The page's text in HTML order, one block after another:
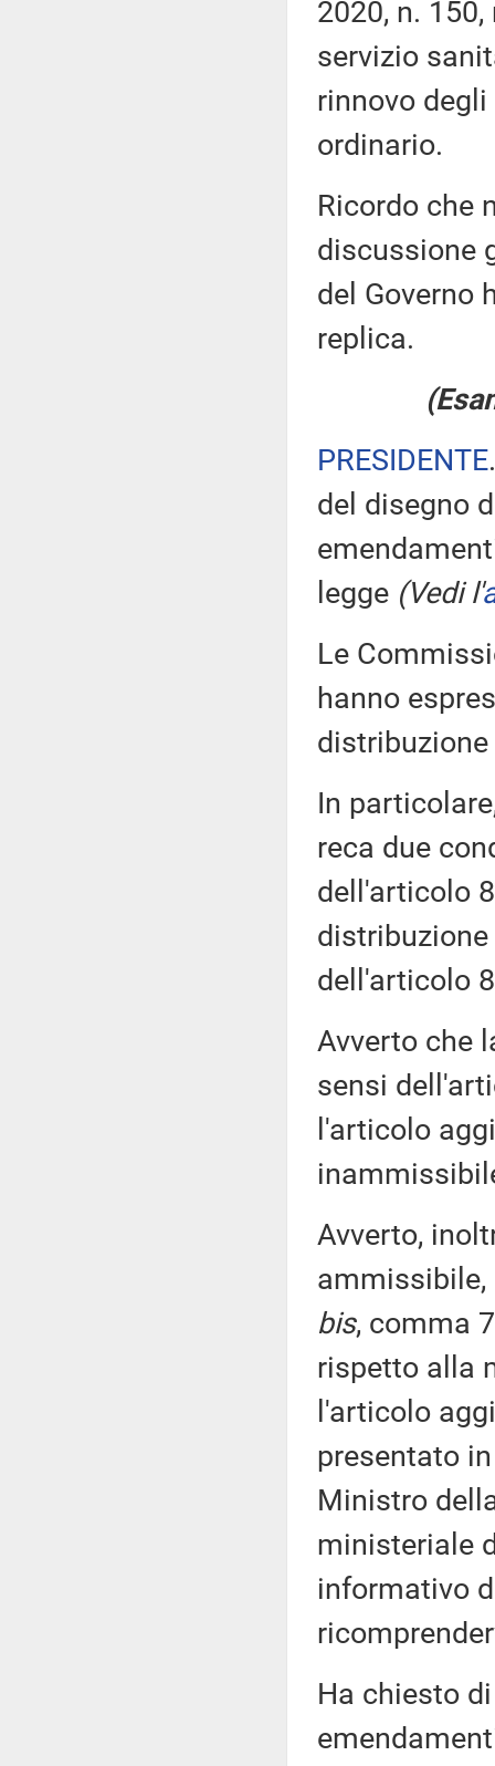
2020, n.
servizio
rinnovo
ordinario.
Ricordo che
discussione
del Governo
replica.
PRESIDENTE
del disegno
legge (Vedi l'
Le
hanno
distribuzione
In
reca due
dell'articolo
dell'articolo
Avverto che
sensi
l'articolo
Avverto,
ammissibile,
bis, comma
rispetto alla
l'articolo
presentato
Ministro
ministeriale
informativo
Ha chiesto